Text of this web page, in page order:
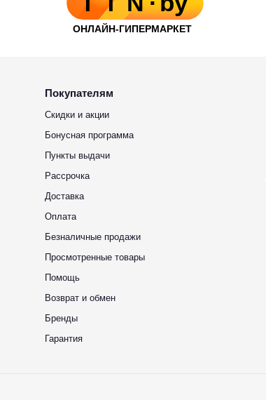
Покупателям
Скидки и акции
Бонусная программа
Пункты выдачи
Рассрочка
Доставка
Оплата
Безналичные продажи
Просмотренные товары
Помощь
Возврат и обмен
Бренды
Гарантия